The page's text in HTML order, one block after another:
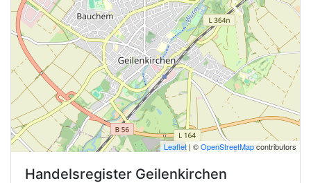
Leaflet| ©OpenStreetMapcontributors
Handelsregister Geilenkirchen